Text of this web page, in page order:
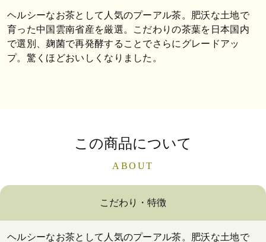
ヘルシーなお茶として人気のプーアル茶。肥沃な土地で
育った中国雲南省産を厳選。こだわりの茶葉を日本国内
で選別、麹菌で再発酵することでさらにグレードアッ
プ。驚くほどおいしくなりました。
この商品について
ABOUT
こだわり・特徴
ヘルシーなお茶として人気のプーアル茶。肥沃な土地で